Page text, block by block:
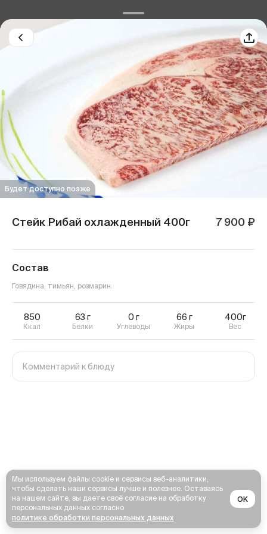
Будет доступно позже
Стейк Рибай охлажденный 400г 7 900 ₽
Состав
Говядина, тимьян, розмарин.
850
Ккал
63 г
Белки
0 г
Углеводы
66 г
Жиры
400г
Вес
Мы используем файлы cookie и сервисы веб-аналитики,
чтобы сделать наши сервисы лучше и полезнее. Оставаясь
на нашем сайте, вы даете своё согласие на обработку
персональных данных согласно
политике обработки персональных данных
OK